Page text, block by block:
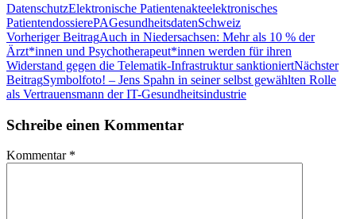
DatenschutzElektronische Patientenakteelektronisches
PatientendossierePAGesundheitsdatenSchweiz
Beitragsnavigation
Vorheriger BeitragAuch in Niedersachsen: Mehr als 10 % der
Ärzt*innen und Psychotherapeut*innen werden für ihren
Widerstand gegen die Telematik-Infrastruktur sanktioniertNächster
BeitragSymbolfoto! – Jens Spahn in seiner selbst gewählten Rolle
als Vertrauensmann der IT-Gesundheitsindustrie
Schreibe einen Kommentar
Kommentar *